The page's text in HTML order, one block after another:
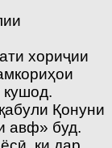
хориҷии
кушод.
Қонуни
авф» буд.